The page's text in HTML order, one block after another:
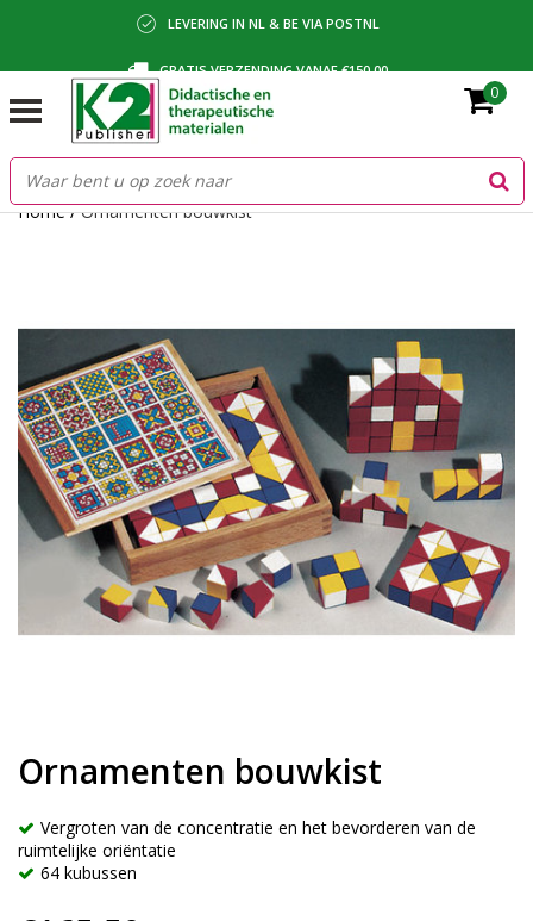
LEVERING IN NL & BE VIA POSTNL
GRATIS VERZENDING VANAF €150,00
BETALING VIA IDEAL, BANCONTACT OF FACTUUR
0
Home/Ornamenten bouwkist
Ornamenten bouwkist
Vergroten van de concentratie en het bevorderen van de
ruimtelijke oriëntatie
64 kubussen